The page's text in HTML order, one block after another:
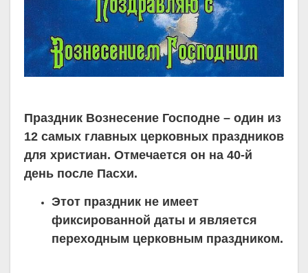
Праздник Вознесение Господне – один из
12 самых главных церковных праздников
для христиан. Отмечается он на 40-й
день после Пасхи.
Этот праздник не имеет
фиксированной даты и является
переходным церковным праздником.